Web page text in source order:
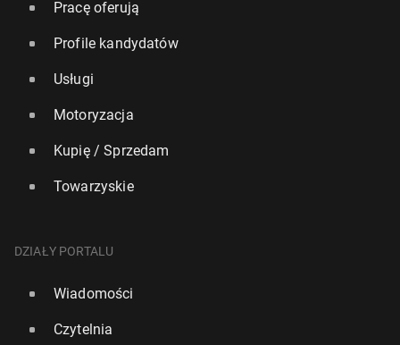
Pracę oferują
Profile kandydatów
Usługi
Motoryzacja
Kupię / Sprzedam
Towarzyskie
DZIAŁY PORTALU
Wiadomości
Czytelnia